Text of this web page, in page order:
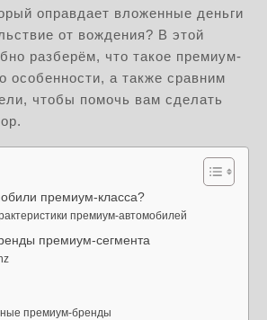
оправдает вложенные деньги
от вождения? В этой
разберём, что такое премиум-
особенности, а также сравним
чтобы помочь вам сделать
премиум-класса?
премиум-автомобилей
премиум-сегмента
премиум-бренды